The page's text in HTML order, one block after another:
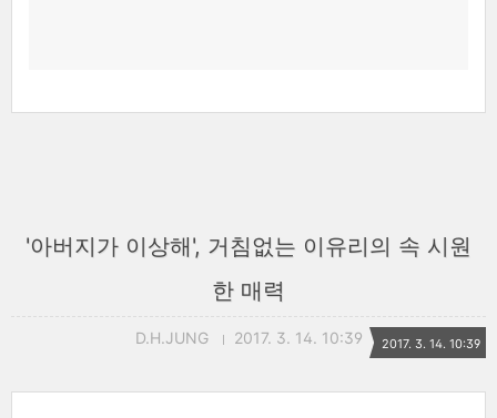
'아버지가 이상해', 거침없는 이유리의 속 시원
한 매력
D.H.JUNG 2017. 3. 14. 10:39 2017. 3. 14. 10:39